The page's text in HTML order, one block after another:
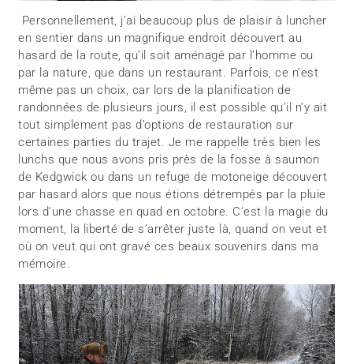
Personnellement, j’ai beaucoup plus de plaisir à luncher
en sentier dans un magnifique endroit découvert au
hasard de la route, qu’il soit aménagé par l’homme ou
par la nature, que dans un restaurant. Parfois, ce n’est
même pas un choix, car lors de la planification de
randonnées de plusieurs jours, il est possible qu’il n’y ait
tout simplement pas d’options de restauration sur
certaines parties du trajet. Je me rappelle très bien les
lunchs que nous avons pris près de la fosse à saumon
de Kedgwick ou dans un refuge de motoneige découvert
par hasard alors que nous étions détrempés par la pluie
lors d’une chasse en quad en octobre. C’est la magie du
moment, la liberté de s’arrêter juste là, quand on veut et
où on veut qui ont gravé ces beaux souvenirs dans ma
mémoire.